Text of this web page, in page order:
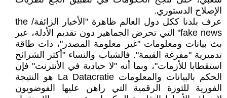
الإصلاح الدستوري.
عرف بلدنا ككل دول العالم ظاهرة "الأخبار الزائفة/ the
fake news" التي تحرض الجماهير دون تقديم الأدلة، عبر
بث بيانات ومعلومات "غير معلومة المصدر"، ذات طاقة
تدميرية "مفرغة القيمة". فالشباب والنساء "أكثر الشرائح
استقطابا للأزمات"، وبما أنه "لا حيادية في الأنترنت" فإن
الحكم بالبيانات والمعلومات La Datacratie هو النتيجة
الفورية للثورة الرقمية التي راهن عليها الفوضويون